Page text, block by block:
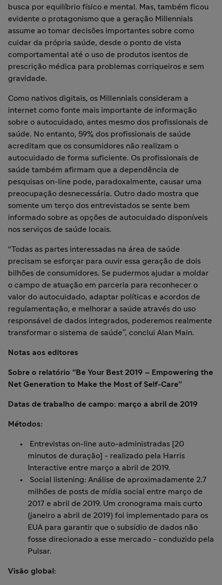
busca por equilíbrio físico e mental. Mas, também ficou
evidente o protagonismo que a geração Millennials
assume ao tomar decisões importantes sobre como
cuidar da própria saúde, desde o ponto de vista
comportamental até o uso de produtos isentos de
prescrição médica para problemas corriqueiros e sem
gravidade.
Como nativos digitais, os Millennials consideram a
internet como fonte mais importante de informação
sobre o autocuidado, antes mesmo dos profissionais de
saúde. No entanto, 59% dos profissionais de saúde
acreditam que os consumidores não realizam o
autocuidado de forma suficiente. Os profissionais de
saúde também afirmam que a dependência de
pesquisas on-line pode, paradoxalmente, causar uma
preocupação desnecessária. Outro dado mostra que
somente um terço dos entrevistados se sente bem
informado sobre as opções de autocuidado disponíveis
nos serviços de saúde locais.
“Todas as partes interessadas na área de saúde
precisam se esforçar para ouvir essa geração de dois
bilhões de consumidores. Se pudermos ajudar a moldar
o campo de atuação em parceria para reconhecer o
valor do autocuidado, adaptar políticas e acordos de
regulamentação, e melhorar a saúde através do uso
responsável de dados integrados, poderemos realmente
transformar o sistema de saúde”, conclui Alan Main.
Notas aos editores
Sobre o relatório “Be Your Best 2019 – Empowering the
Net Generation to Make the Most of Self-Care”
Datas de trabalho de campo: março a abril de 2019
Métodos:
Entrevistas on-line auto-administradas [20
minutos de duração] - realizado pela Harris
Interactive entre março a abril de 2019.
Social listening: Análise de aproximadamente 2.7
milhões de posts de mídia social entre março de
2017 e abril de 2019. Um cronograma mais curto
(janeiro a abril de 2019) foi implementado para os
EUA para garantir que o subsídio de dados não
fosse direcionado a esse mercado - conduzido pela
Pulsar.
Visão global: